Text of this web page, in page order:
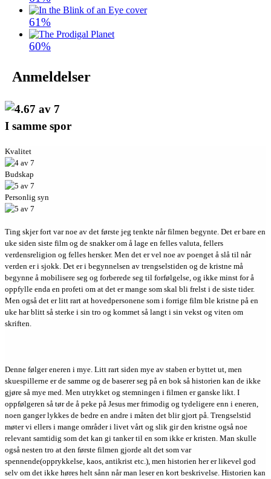
61%
60%
Anmeldelser
I samme spor
Kvalitet
Budskap
Personlig syn
Ting skjer fort var noe av det første jeg tenkte når filmen begynte. Det er bare en
uke siden siste film og de snakker om å lage en felles valuta, fellers
verdensreligion og felles hersker. Men det er vel noe av poenget å slå til når
verden er i sjokk. Det er i begynnelsen av trengselstiden og de kristne må
begynne å mobilisere seg og forberede seg til forfølgelse, og ikke minst for å
oppfylle enda en profeti om at det er mange som skal bli frelst i de siste tider.
Men også det er litt rart at hovedpersonene som i forrige film ble kristne på en
uke har blitt så sterke i sin tro og kommet så langt i sin vekst og viten om
skriften.
Denne følger eneren i mye. Litt rart siden mye av staben er byttet ut, men
skuespillerne er de samme og de baserer seg på en bok så historien kan de ikke
gjøre så mye med. Men utrykket og stemningen i filmen er ganske likt. I
oppfølgeren så tør de å peke på Jesus mer frimodig og tydeligere enn i eneren,
noen ganger lykkes de bedre en andre i måten det blir gjort på. Trengselstid
møter vi ellers i mange områder i livet vårt og slik gir den kristne også noe
relevant samtidig som det kan gi tanker til en som ikke er kristen. Man skulle
også nesten tro at den første filmen gjorde alt det som var
spennende(opprykkelse, kaos, antikrist etc.), men historien her er likevel god
selv om det ikke høres helt sånn når man leser en kort beskrivelse. Historien kan